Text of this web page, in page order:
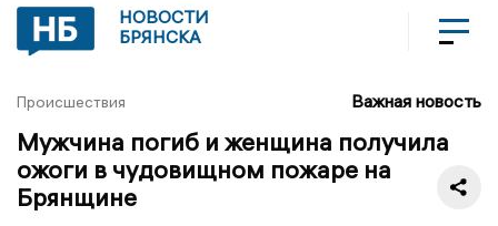
НОВОСТИ
БРЯНСКА
Происшествия Важная новость
Мужчина погиб и женщина получила
ожоги в чудовищном пожаре на
Брянщине